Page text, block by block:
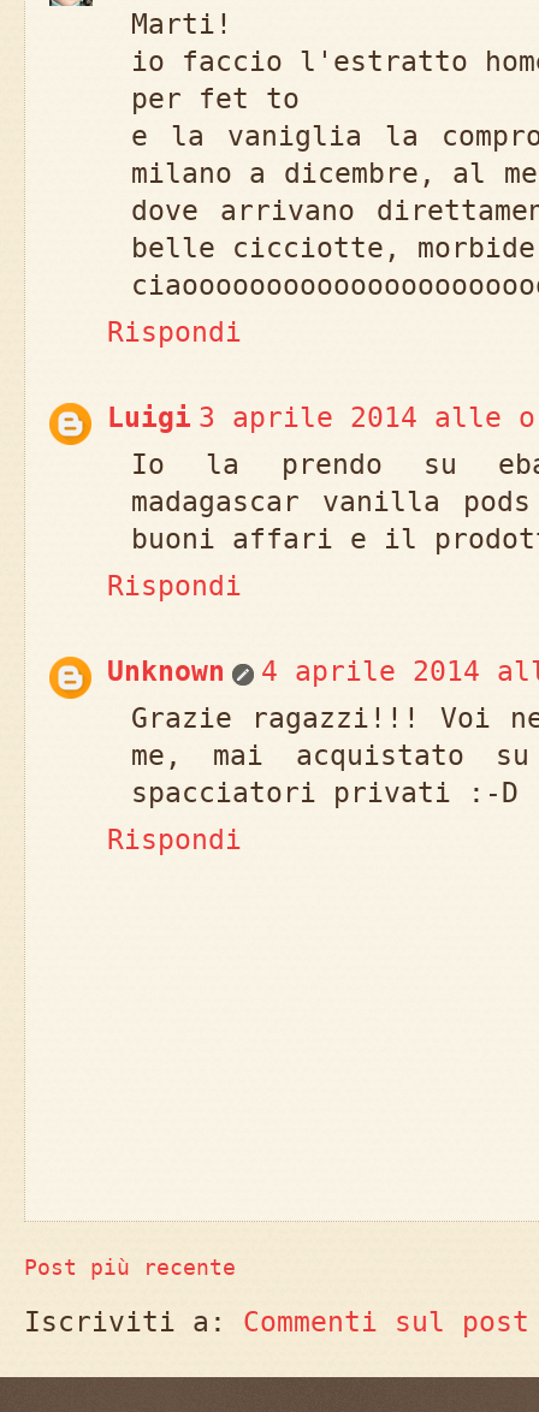
Marti!
io faccio l'estratto home
per fet to
e la vaniglia la
milano a dicembre, al
dove arrivano
belle cicciotte,
Rispondi
Luigi 3 aprile 2014 alle
Io la prendo su
madagascar vanilla
buoni affari e il
Rispondi
Unknown
4 aprile 2014
Grazie ragazzi!!! Voi
me, mai acquistato
spacciatori privati :-D
Rispondi
Post più recente
Iscriviti a: Commenti sul